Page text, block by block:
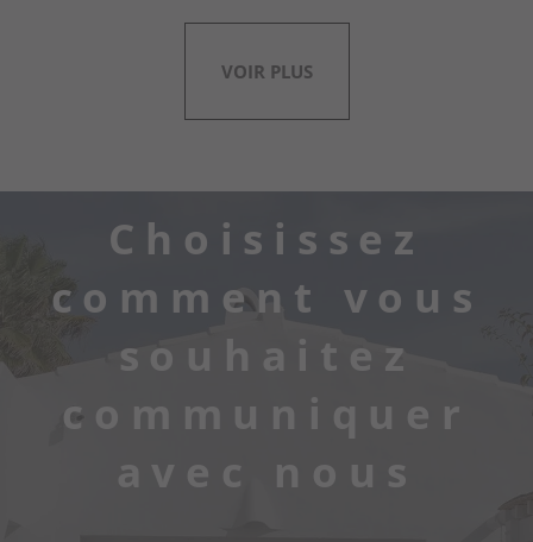
VOIR PLUS
Choisissez
comment vous
souhaitez
communiquer
avec nous